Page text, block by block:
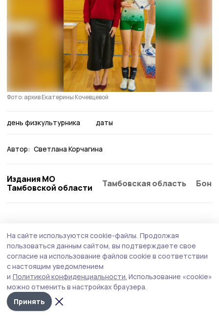
Фото: архив Екатерины Кочевцевой
день физкультурника даты
Автор: Светлана Корчагина
Издания МО
Тамбовской области
Тамбовская область
На сайте используются cookie-файлы. Продолжая
пользоваться данным сайтом, вы подтверждаете свое
согласие на использование файлов cookie в соответствии
с настоящим уведомлением
и Политикой конфиденциальности. Использование «cookie»
можно отменить в настройках браузера.
Принять